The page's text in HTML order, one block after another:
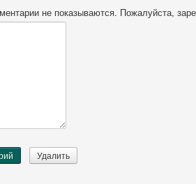
не показываются. Пожалуйста,